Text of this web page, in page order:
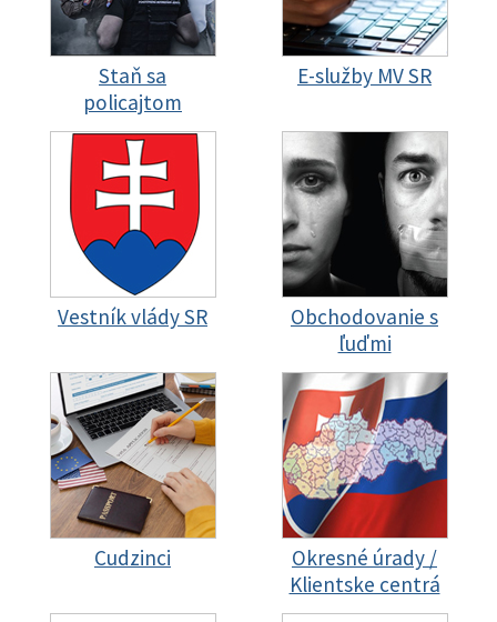
Staň sa
policajtom
E-služby MV SR
Vestník vlády SR
Obchodovanie s
ľuďmi
Cudzinci
Okresné úrady /
Klientske centrá